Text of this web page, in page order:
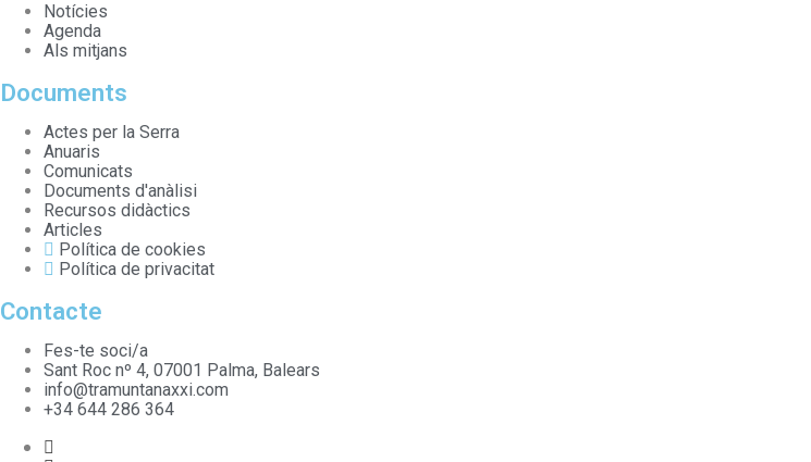
Notícies
Agenda
Als mitjans
Documents
Actes per la Serra
Anuaris
Comunicats
Documents d'anàlisi
Recursos didàctics
Articles
Política de cookies
Política de privacitat
Contacte
Fes-te soci/a
Sant Roc nº 4, 07001 Palma, Balears
info@tramuntanaxxi.com
+34 644 286 364